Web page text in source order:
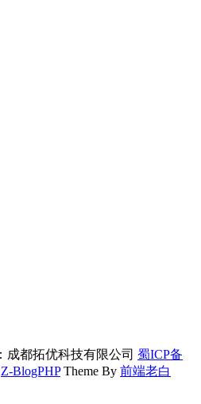
成都拓优科技有限公司 蜀ICP备
Z-BlogPHPTheme By 前端老白